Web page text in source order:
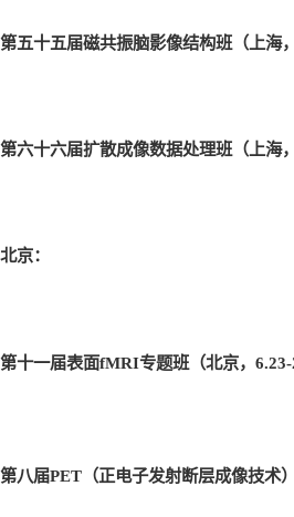
第五十五届磁共振脑影像结构班（上海
第六十六届扩散成像数据处理班（上海
北京：
第十一届表面fMRI专题班（北京，6.23-
第八届PET （正电子发射断层成像技术